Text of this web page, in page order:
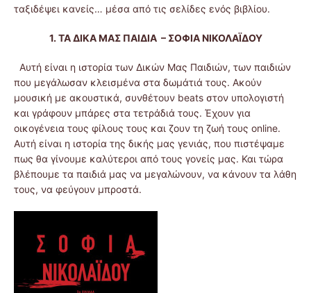
ταξιδέψει κανείς… μέσα από τις σελίδες ενός βιβλίου.
1. ΤΑ ΔΙΚΑ ΜΑΣ ΠΑΙΔΙΑ – ΣΟΦΙΑ ΝΙΚΟΛΑΪΔΟΥ
Αυτή είναι η ιστορία των Δικών Μας Παιδιών, των παιδιών
που μεγάλωσαν κλεισμένα στα δωμάτιά τους. Ακούν
μουσική με ακουστικά, συνθέτουν beats στον υπολογιστή
και γράφουν μπάρες στα τετράδιά τους. Έχουν για
οικογένεια τους φίλους τους και ζουν τη ζωή τους online.
Αυτή είναι η ιστορία της δικής μας γενιάς, που πιστέψαμε
πως θα γίνουμε καλύτεροι από τους γονείς μας. Και τώρα
βλέπουμε τα παιδιά μας να μεγαλώνουν, να κάνουν τα λάθη
τους, να φεύγουν μπροστά.